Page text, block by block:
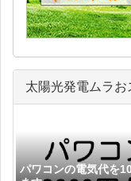
太陽光発電ムラお
パワコンの電気代を